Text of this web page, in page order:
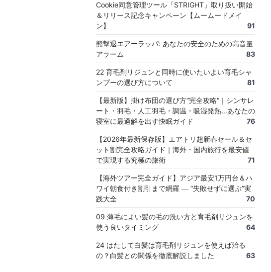
Cookie同意管理ツール「STRIGHT」取り扱い開始
＆リリース記念キャンペーン【ムームードメイ
ン】
91
熊撃退エアーラッパ: あなたの安全のための高音量
アラーム
83
22 育毛剤リジュンと同時に使いたいよい育毛シャ
ンプーの選び方について
81
【最新版】掛け布団の選び方“完全攻略”｜シンサレ
ート・羽毛・人工羽毛・調温・吸湿発熱…あなたの
寝室に最適解を出す快眠ガイド
76
【2026年最新保存版】エアトリ超新春セール＆セ
ット割完全攻略ガイド｜海外・国内旅行を最安値
で実現する究極の旅術
71
【海外ツアー完全ガイド】アジア最安1万円台＆ハ
ワイ朝食付き割引まで網羅 ― “失敗せずに選ぶ”実
践大全
70
09 薄毛によい髪の毛の洗い方と育毛剤リジュンを
使う良いタイミング
64
24 はたして白髪は育毛剤リジュンを使えば治る
の？白髪との関係を徹底解説しました
63